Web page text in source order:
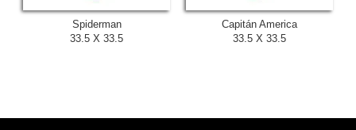
Spiderman
33.5 X 33.5
Capitán America
33.5 X 33.5